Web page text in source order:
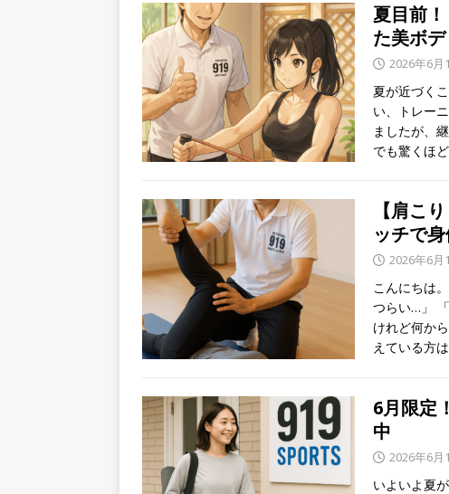
夏目前
た美ボデ
2026年6月
夏が近づく
い、トレー
ましたが、
でも驚くほ
【肩こ
ッチで
2026年6月
こんにちは
つらい…」
けれど何か
えている方
6月限定
中
2026年6月
いよいよ夏